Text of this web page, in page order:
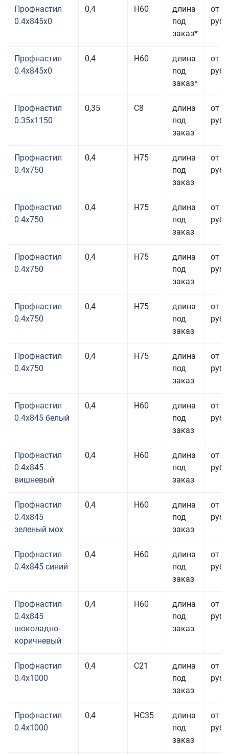
Профнастил
0.4x845x0
0,4 Н60
длина
под
заказ*
от
руб.
Профнастил
0.4x845x0
0,4 Н60
длина
под
заказ*
от
руб.
Профнастил
0.35x1150
0,35 С8
длина
под
заказ
от
руб.
Профнастил
0.4x750
0,4 Н75
длина
под
заказ
от
руб.
Профнастил
0.4x750
0,4 Н75
длина
под
заказ
от
руб.
Профнастил
0.4x750
0,4 Н75
длина
под
заказ
от
руб.
Профнастил
0.4x750
0,4 Н75
длина
под
заказ
от
руб.
Профнастил
0.4x750
0,4 Н75
длина
под
заказ
от
руб.
Профнастил
0.4x845 белый
0,4 Н60
длина
под
заказ
от
руб.
Профнастил
0.4x845
вишневый
0,4 Н60
длина
под
заказ
от
руб.
Профнастил
0.4x845
зеленый мох
0,4 Н60
длина
под
заказ
от
руб.
Профнастил
0.4x845 синий
0,4 Н60
длина
под
заказ
от
руб.
Профнастил
0.4x845
шоколадно-
коричневый
0,4 Н60
длина
под
заказ
от
руб.
Профнастил
0.4x1000
0,4 С21
длина
под
заказ
от
руб.
Профнастил
0.4x1000
0,4 НС35
длина
под
заказ
от
руб.